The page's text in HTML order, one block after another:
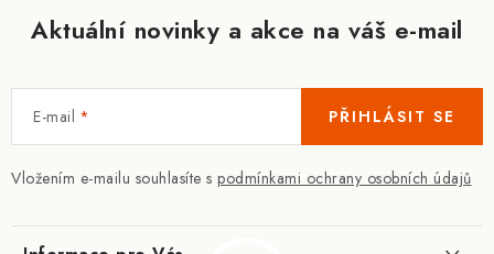
Aktuální novinky a akce na váš e-mail
E-mail
Vložením e-mailu souhlasíte s podmínkami ochrany osobních údajů
PŘIHLÁSIT SE